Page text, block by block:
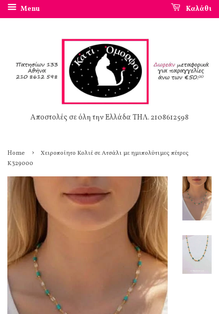
Menu Καλάθι
Αποστολές σε όλη την Ελλάδα ΤΗΛ. 2108612598
Home ›
Χειροποίητο Κολιέ σε Ατσάλι με ημιπολύτιμες πέτρες
Κ329000